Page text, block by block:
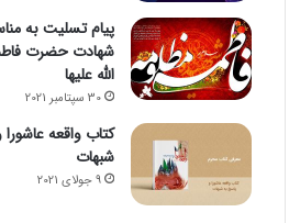
پیام تسلیت به
شهادت حضرت
الله علیها
30 سپتامبر 2021
کتاب واقعه
شبهات
9 جولای 2021